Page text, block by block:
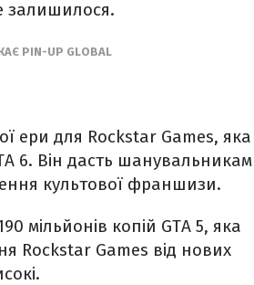
залишилося.
PIN-UP GLOBAL
ери для Rockstar Games, яка
6. Він дасть шанувальникам
культової франшизи.
мільйонів копій GTA 5, яка
Rockstar Games від нових